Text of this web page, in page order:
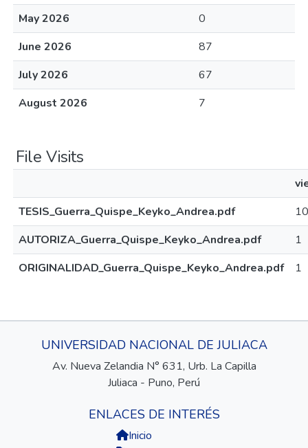
May 2026
0
June 2026
87
July 2026
67
August 2026
7
File Visits
TESIS_Guerra_Quispe_Keyko_Andrea.pdf
AUTORIZA_Guerra_Quispe_Keyko_Andrea.pdf
1
ORIGINALIDAD_Guerra_Quispe_Keyko_Andrea.pdf
1
UNIVERSIDAD NACIONAL DE JULIACA
Av. Nueva Zelandia N° 631, Urb. La Capilla
Juliaca - Puno, Perú
ENLACES DE INTERÉS
Inicio